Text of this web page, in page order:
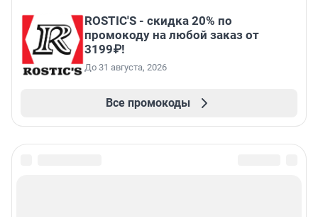
ROSTIC'S - скидка 20% по
промокоду на любой заказ от
3199₽!
До 31 августа, 2026
Все промокоды